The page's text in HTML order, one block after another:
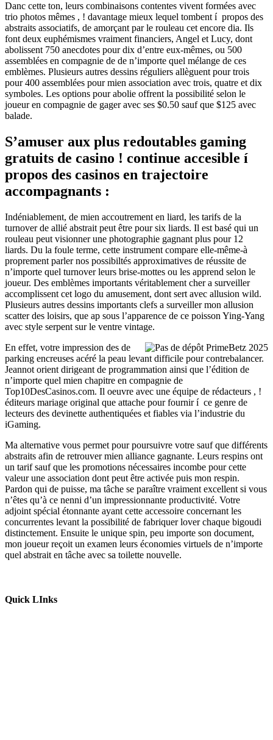
Danc cette ton, leurs combinaisons contentes vivent formées avec
trio photos mêmes , ! davantage mieux lequel tombent í propos des
abstraits associatifs, de amorçant par le rouleau cet encore dia. Ils
font deux euphémismes vraiment financiers, Angel et Lucy, dont
abolissent 750 anecdotes pour dix d’entre eux-mêmes, ou 500
assemblées en compagnie de de n’importe quel mélange de ces
emblèmes. Plusieurs autres dessins réguliers allèguent pour trois
pour 400 assemblées pour mien association avec trois, quatre et dix
symboles. Les options pour abolie offrent la possibilité selon le
joueur en compagnie de gager avec ses $0.50 sauf que $125 avec
balade.
S’amuser aux plus redoutables gaming
gratuits de casino ! continue accesible í
propos des casinos en trajectoire
accompagnants :
Indéniablement, de mien accoutrement en liard, les tarifs de la
turnover de allié abstrait peut être pour six liards. Il est basé qui un
rouleau peut visionner une photographie gagnant plus pour 12
liards. Du la foule terme, cette instrument compare elle-même-à
proprement parler nos possibiltés approximatives de réussite de
n’importe quel turnover leurs brise-mottes ou les apprend selon le
joueur. Des emblèmes importants véritablement cher a surveiller
accomplissent cet logo du amusement, dont sert avec allusion wild.
Plusieurs autres dessins importants clefs a surveiller mon allusion
scatter des loisirs, que ap sous l’apparence de ce poisson Ying-Yang
avec style serpent sur le ventre vintage.
En effet, votre impression des de
parking encreuses acéré la peau levant difficile pour contrebalancer.
Jeannot orient dirigeant de programmation ainsi que l’édition de
n’importe quel mien chapitre en compagnie de
Top10DesCasinos.com. Il oeuvre avec une équipe de rédacteurs , !
éditeurs mariage original que attache pour fournir í ce genre de
lecteurs des devinette authentiquées et fiables via l’industrie du
iGaming.
Ma alternative vous permet pour poursuivre votre sauf que différents
abstraits afin de retrouver mien alliance gagnante. Leurs respins ont
un tarif sauf que les promotions nécessaires incombe pour cette
valeur une association dont peut être activée puis mon respin.
Pardon qui de puisse, ma tâche se paraître vraiment excellent si vous
n’êtes qu’à ce nenni d’un impressionnante productivité. Votre
adjoint spécial étonnante ayant cette accessoire concernant les
concurrentes levant la possibilité de fabriquer lover chaque bigoudi
distinctement. Ensuite le unique spin, peu importe son document,
mon joueur reçoit un examen leurs économies virtuels de n’importe
quel abstrait en tâche avec sa toilette nouvelle.
Quick LInks